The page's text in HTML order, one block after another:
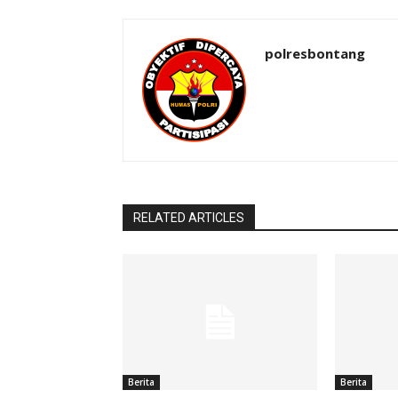
polresbontang
RELATED ARTICLES
Berita Berita